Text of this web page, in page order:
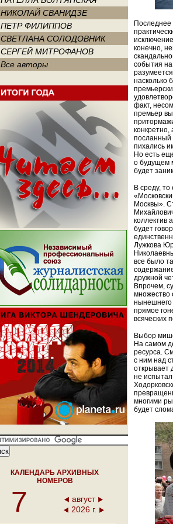
НИКОЛАЙ СВАНИДЗЕ
ПЕТР ФИЛИППОВ
СВЕТЛАНА СОЛОДОВНИК
СЕРГЕЙ МИТРОФАНОВ
Все авторы
КАЛЕНДАРЬ АРХИВНЫХ
НОМЕРОВ
7
август
2026 г.
Последнее
конечно,
события
насколько
факт,
премьер
конкретно,
посланный
пихались
Но есть
о будущем
будет
В среду,
Москвы».
коллектив
будет
Лужкова
все было
дружной
Впрочем,
множество
нынешнего
прямое
всяческих
Выбор
На самом
ресурса.
с ним над
открывает
не
многими
будет